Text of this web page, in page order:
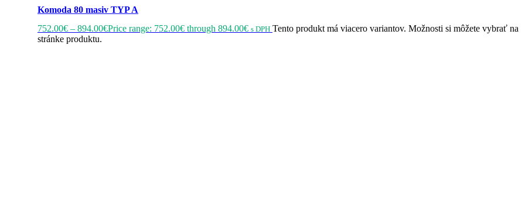
Komoda 80 masiv TYP A
752.00€ – 894.00€Price range: 752.00€ through 894.00€ s DPH Tento produkt má viacero variantov. Možnosti si môžete vybrať na
stránke produktu.